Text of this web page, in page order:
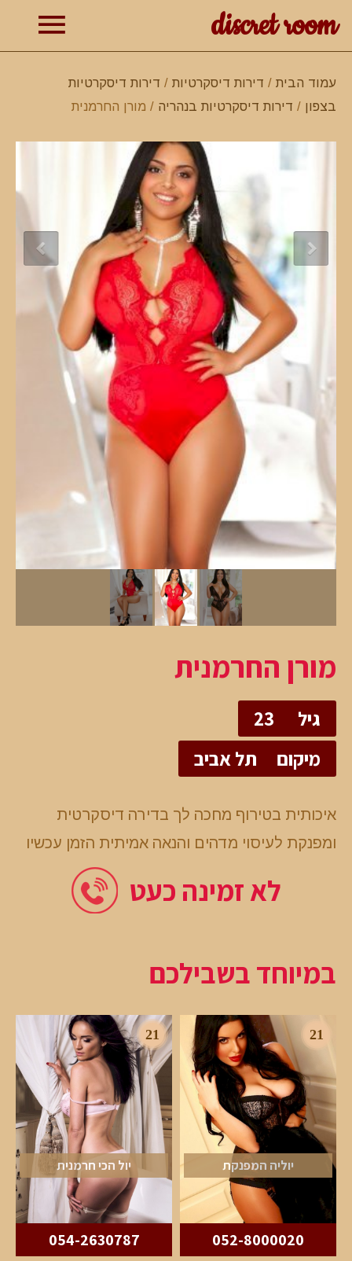
discret room
עמוד הבית / דירות דיסקרטיות / דירות דיסקרטיות
בצפון / דירות דיסקרטיות בנהריה / מורן החרמנית
מורן החרמנית
גיל
23
מיקום
תל אביב
איכותית בטירוף מחכה לך בדירה דיסקרטית
ומפנקת לעיסוי מדהים והנאה אמיתית הזמן עכשיו
לא זמינה כעט
במיוחד בשבילכם
21
יוליה המפנקת
052-8000020
21
יול הכי חרמנית
054-2630787